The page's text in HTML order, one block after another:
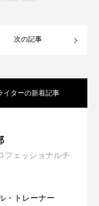
次の記事
イターの新着記事
フェッショナルチ
・トレーナー